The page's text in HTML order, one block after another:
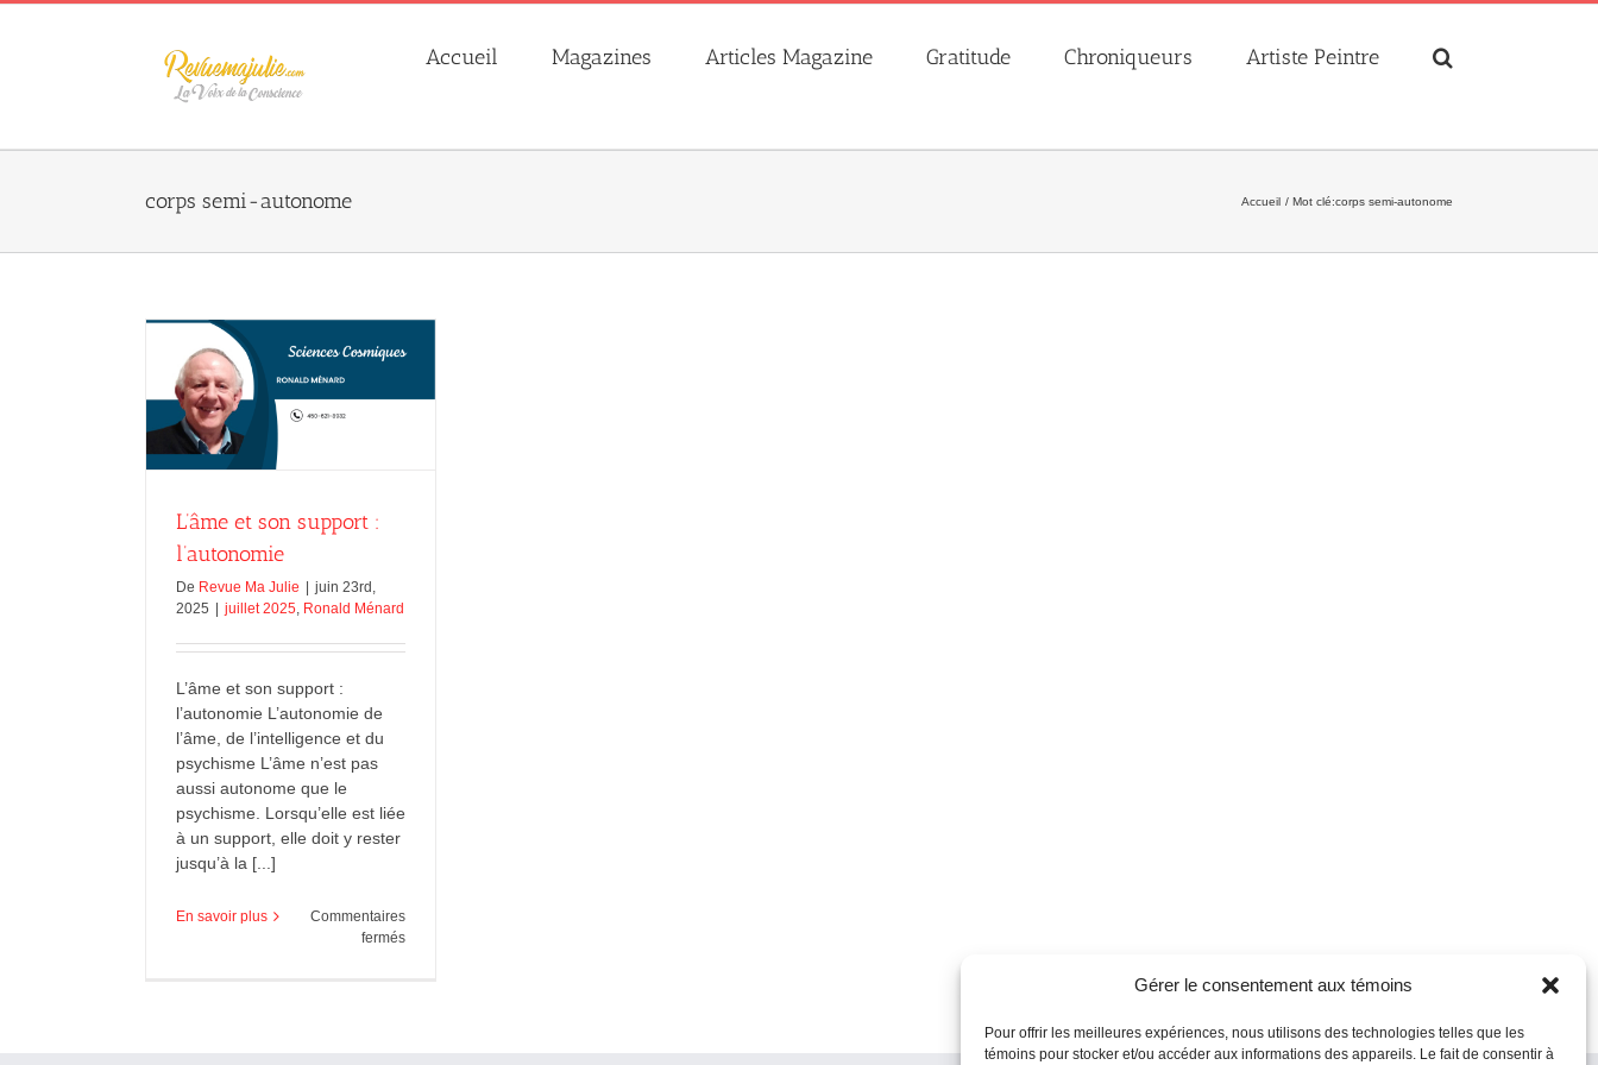
Gérer le consentement aux témoins
Pour offrir les meilleures expériences, nous utilisons des technologies telles que les
témoins pour stocker et/ou accéder aux informations des appareils. Le fait de consentir à
Skip
Accueil Magazines Articles Magazine Gratitude Chroniqueurs Artiste Peintre
corps semi-autonome Accueil Mot clé:corps semi-autonome
L’âme et son support :
l’autonomie
De Revue Ma Julie
juin 23rd,
2025
juillet 2025, Ronald Ménard
L’âme et son support :
l’autonomie L’autonomie de
l’âme, de l’intelligence et du
psychisme L’âme n’est pas
aussi autonome que le
psychisme. Lorsqu’elle est liée
à un support, elle doit y rester
jusqu’à la [...]
En savoir plus
Commentaires
ferméssur